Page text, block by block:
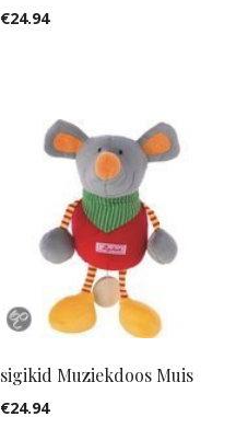
€24.94
sigikid Muziekdoos Muis
€24.94